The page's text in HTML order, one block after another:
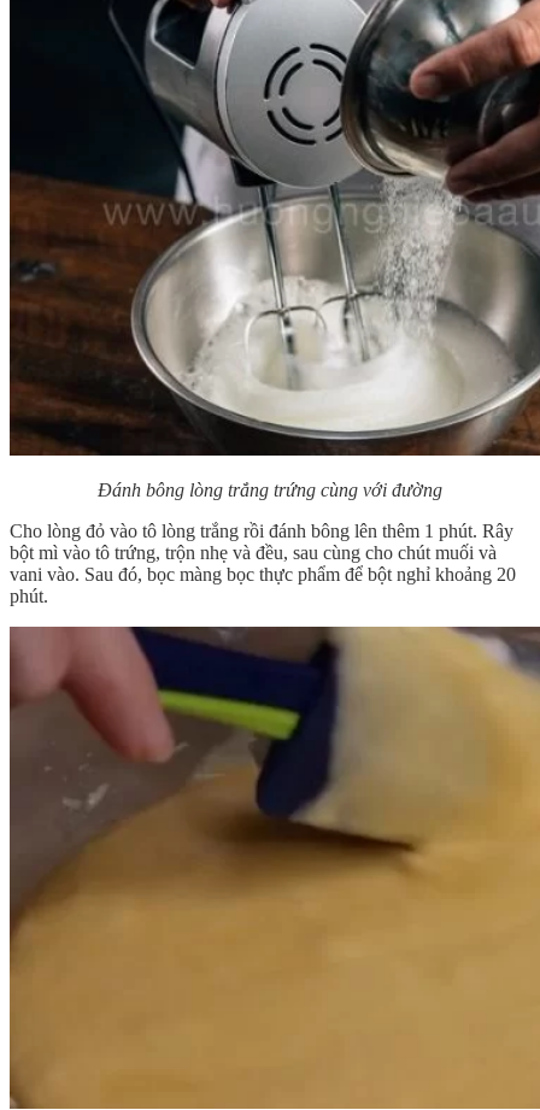
Đánh bông lòng trắng trứng cùng với đường
Cho lòng đỏ vào tô lòng trắng rồi đánh bông lên thêm 1 phút. Rây
bột mì vào tô trứng, trộn nhẹ và đều, sau cùng cho chút muối và
vani vào. Sau đó, bọc màng bọc thực phẩm để bột nghỉ khoảng 20
phút.